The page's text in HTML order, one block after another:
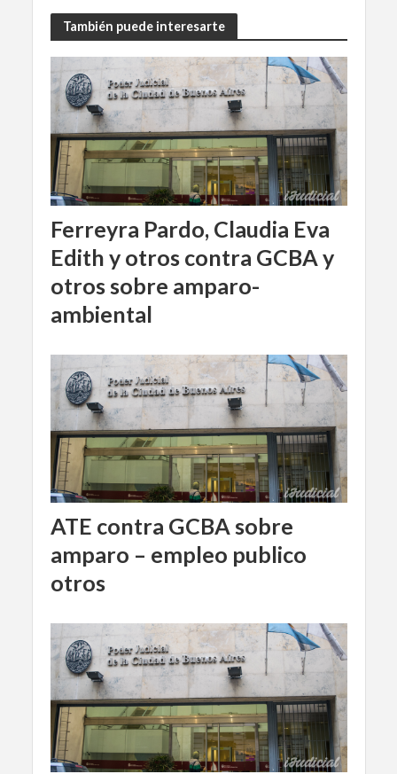
También puede interesarte
Ferreyra Pardo, Claudia Eva
Edith y otros contra GCBA y
otros sobre amparo-
ambiental
ATE contra GCBA sobre
amparo – empleo publico
otros